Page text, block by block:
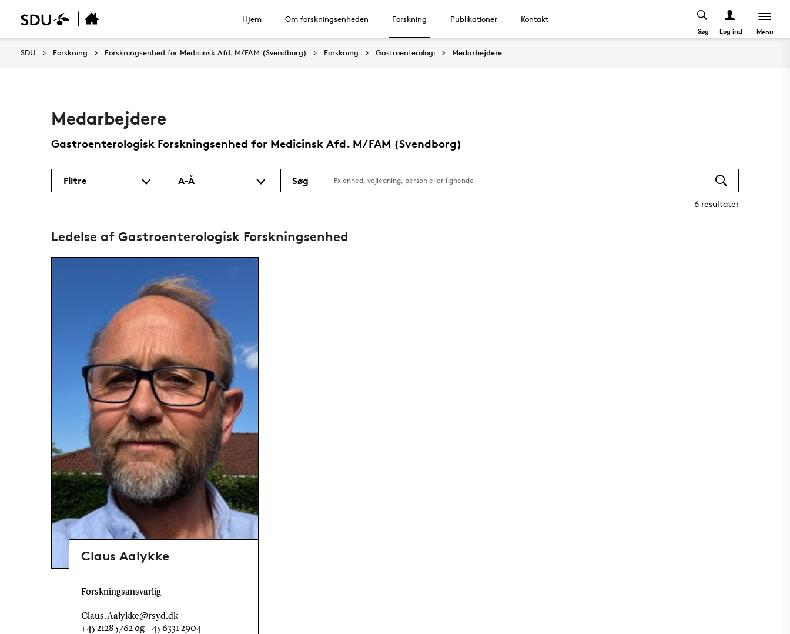
Hjem Om forskningsenheden Forskning Publikationer Kontakt
Søg Log ind Menu
SDU Forskning Forskningsenhed for Medicinsk Afd. M/FAM (Svendborg) Forskning Gastroenterologi Medarbejdere
Medarbejdere
Gastroenterologisk Forskningsenhed for Medicinsk Afd. M/FAM (Svendborg)
Filtre A-Å Søg
6 resultater
Ledelse af Gastroenterologisk Forskningsenhed
Claus Aalykke
Forskningsansvarlig
Claus.Aalykke@rsyd.dk
+45 2128 5762 og +45 6331 2904